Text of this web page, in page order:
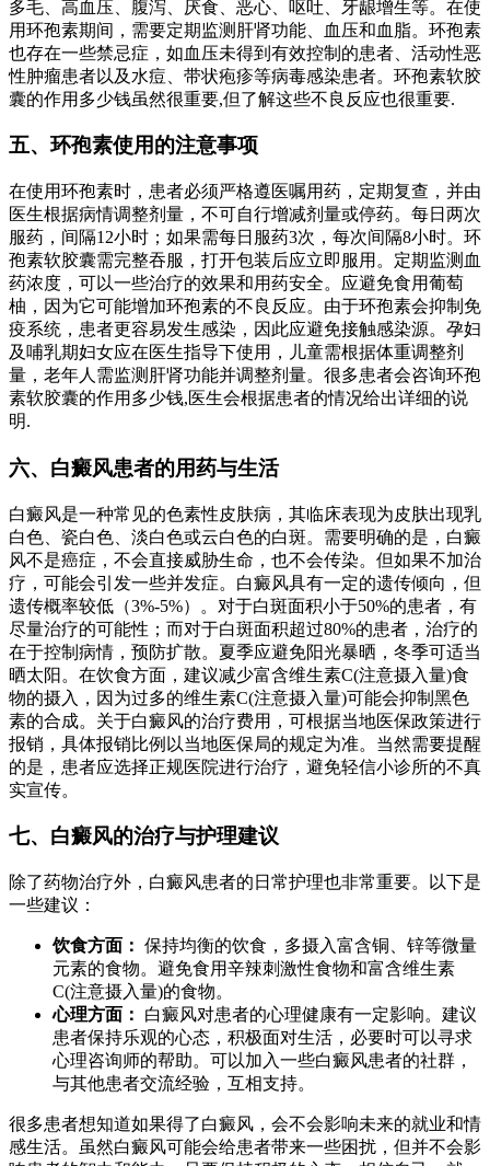
多毛、高血压、腹泻、厌食、恶心、呕吐、牙龈增生等。在使
用环孢素期间，需要定期监测肝肾功能、血压和血脂。环孢素
也存在一些禁忌症，如血压未得到有效控制的患者、活动性恶
性肿瘤患者以及水痘、带状疱疹等病毒感染患者。环孢素软胶
囊的作用多少钱虽然很重要,但了解这些不良反应也很重要.
五、环孢素使用的注意事项
在使用环孢素时，患者必须严格遵医嘱用药，定期复查，并由
医生根据病情调整剂量，不可自行增减剂量或停药。每日两次
服药，间隔12小时；如果需每日服药3次，每次间隔8小时。环
孢素软胶囊需完整吞服，打开包装后应立即服用。定期监测血
药浓度，可以一些治疗的效果和用药安全。应避免食用葡萄
柚，因为它可能增加环孢素的不良反应。由于环孢素会抑制免
疫系统，患者更容易发生感染，因此应避免接触感染源。孕妇
及哺乳期妇女应在医生指导下使用，儿童需根据体重调整剂
量，老年人需监测肝肾功能并调整剂量。很多患者会咨询环孢
素软胶囊的作用多少钱,医生会根据患者的情况给出详细的说
明.
六、白癜风患者的用药与生活
白癜风是一种常见的色素性皮肤病，其临床表现为皮肤出现乳
白色、瓷白色、淡白色或云白色的白斑。需要明确的是，白癜
风不是癌症，不会直接威胁生命，也不会传染。但如果不加治
疗，可能会引发一些并发症。白癜风具有一定的遗传倾向，但
遗传概率较低（3%-5%）。对于白斑面积小于50%的患者，有
尽量治疗的可能性；而对于白斑面积超过80%的患者，治疗的
在于控制病情，预防扩散。夏季应避免阳光暴晒，冬季可适当
晒太阳。在饮食方面，建议减少富含维生素C(注意摄入量)食
物的摄入，因为过多的维生素C(注意摄入量)可能会抑制黑色
素的合成。关于白癜风的治疗费用，可根据当地医保政策进行
报销，具体报销比例以当地医保局的规定为准。当然需要提醒
的是，患者应选择正规医院进行治疗，避免轻信小诊所的不真
实宣传。
七、白癜风的治疗与护理建议
除了药物治疗外，白癜风患者的日常护理也非常重要。以下是
一些建议：
饮食方面： 保持均衡的饮食，多摄入富含铜、锌等微量
元素的食物。避免食用辛辣刺激性食物和富含维生素
C(注意摄入量)的食物。
心理方面：
白癜风对患者的心理健康有一定影响。建议
患者保持乐观的心态，积极面对生活，必要时可以寻求
心理咨询师的帮助。可以加入一些白癜风患者的社群，
与其他患者交流经验，互相支持。
很多患者想知道如果得了白癜风，会不会影响未来的就业和情
感生活。虽然白癜风可能会给患者带来一些困扰，但并不会影